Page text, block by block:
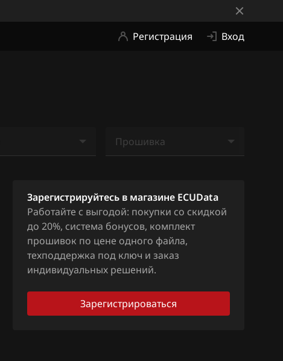
Регистрация Вход
Прошивка
Зарегистрируйтесь в магазине ECUData
Работайте с выгодой: покупки со скидкой
до 20%, система бонусов, комплект
прошивок по цене одного файла,
техподдержка под ключ и заказ
индивидуальных решений.
Зарегистрироваться